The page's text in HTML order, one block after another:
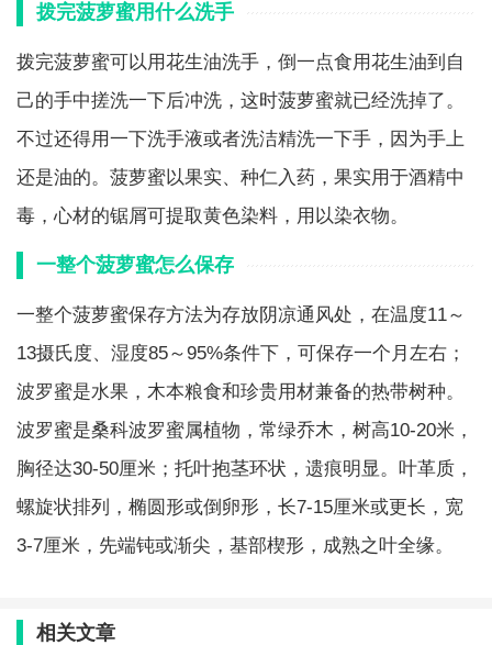
拨完菠萝蜜用什么洗手
拨完菠萝蜜可以用花生油洗手，倒一点食用花生油到自
己的手中搓洗一下后冲洗，这时菠萝蜜就已经洗掉了。
不过还得用一下洗手液或者洗洁精洗一下手，因为手上
还是油的。菠萝蜜以果实、种仁入药，果实用于酒精中
毒，心材的锯屑可提取黄色染料，用以染衣物。
一整个菠萝蜜怎么保存
一整个菠萝蜜保存方法为存放阴凉通风处，在温度11～
13摄氏度、湿度85～95%条件下，可保存一个月左右；
波罗蜜是水果，木本粮食和珍贵用材兼备的热带树种。
波罗蜜是桑科波罗蜜属植物，常绿乔木，树高10-20米，
胸径达30-50厘米；托叶抱茎环状，遗痕明显。叶革质，
螺旋状排列，椭圆形或倒卵形，长7-15厘米或更长，宽
3-7厘米，先端钝或渐尖，基部楔形，成熟之叶全缘。
相关文章